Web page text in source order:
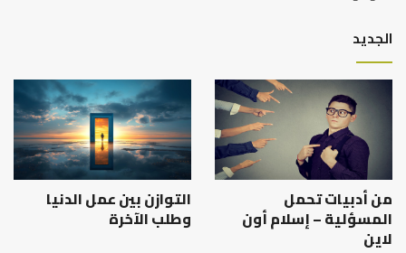
الجديد
من أدبيات تحمل
المسؤلية – إسلام أون
لاين
التوازن بين عمل الدنيا
وطلب الآخرة